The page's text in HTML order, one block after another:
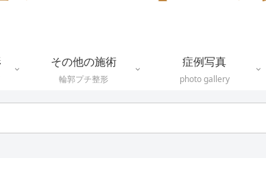
その他の施術
輪郭プチ整形
症例写真
photo gallery